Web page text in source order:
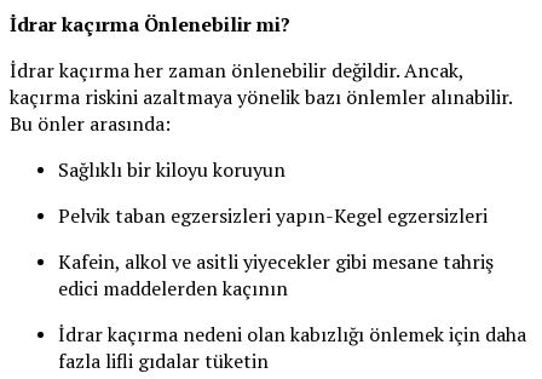
İdrar kaçırma Önlenebilir mi?
İdrar kaçırma her zaman önlenebilir değildir. Ancak,
kaçırma riskini azaltmaya yönelik bazı önlemler alınabilir.
Bu önler arasında:
Sağlıklı bir kiloyu koruyun
Pelvik taban egzersizleri yapın-Kegel egzersizleri
Kafein, alkol ve asitli yiyecekler gibi mesane tahriş
edici maddelerden kaçının
İdrar kaçırma nedeni olan kabızlığı önlemek için daha
fazla lifli gıdalar tüketin